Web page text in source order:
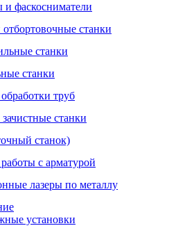
и фаскосниматели
станки
станки
станки
труб
станки
станок)
с арматурой
лазеры по металлу
установки